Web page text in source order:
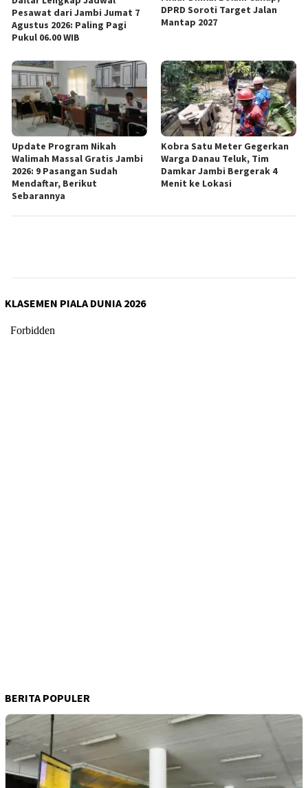
Pesawat dari Jambi Jumat 7
Agustus 2026: Paling Pagi
Pukul 06.00 WIB
DPRD Soroti Target Jalan
Mantap 2027
Update Program Nikah
Walimah Massal Gratis Jambi
2026: 9 Pasangan Sudah
Mendaftar, Berikut
Sebarannya
Kobra Satu Meter Gegerkan
Warga Danau Teluk, Tim
Damkar Jambi Bergerak 4
Menit ke Lokasi
KLASEMEN PIALA DUNIA 2026
BERITA POPULER